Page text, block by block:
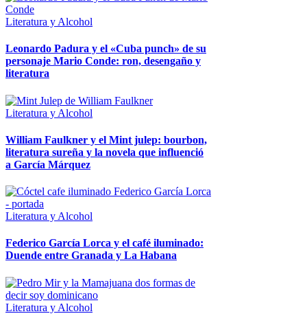
Literatura y Alcohol
Leonardo Padura y el «Cuba punch» de su
personaje Mario Conde: ron, desengaño y
literatura
Literatura y Alcohol
William Faulkner y el Mint julep: bourbon,
literatura sureña y la novela que influenció
a García Márquez
Literatura y Alcohol
Federico García Lorca y el café iluminado:
Duende entre Granada y La Habana
Literatura y Alcohol